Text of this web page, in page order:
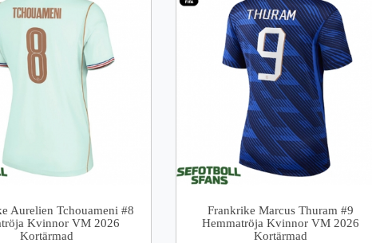
Aurelien Tchouameni #8
Kvinnor VM 2026
Kortärmad
Frankrike Marcus Thuram #9
Hemmatröja Kvinnor VM 2026
Kortärmad